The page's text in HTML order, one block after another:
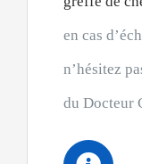
en cas
n’hésitez
du Docteur